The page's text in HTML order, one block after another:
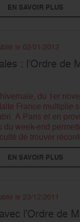
EN SAVOIR PLUS
le 02/01/2012
: l’Ordre de
du 1er
France multiplie
A Paris et en
du week-end
de trouver
EN SAVOIR PLUS
le 23/12/2011
l’Ordre de